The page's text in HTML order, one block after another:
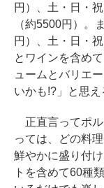
円）、土・日・
（約5500円）。
円）、土・日・
とワインを含め
ュームとバリエ
いかも!?」と思え
正直言ってポル
っては、どの料
鮮やかに盛り付
トを含めて60種